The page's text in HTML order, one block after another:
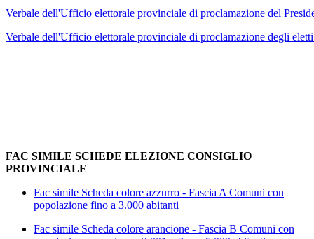
Verbale dell'Ufficio elettorale provinciale di proclamazione del
Verbale dell'Ufficio elettorale provinciale di proclamazione degli
FAC SIMILE SCHEDE ELEZIONE CONSIGLIO
PROVINCIALE
Fac simile Scheda colore azzurro - Fascia A Comuni con
popolazione fino a 3.000 abitanti
Fac simile Scheda colore arancione - Fascia B Comuni con